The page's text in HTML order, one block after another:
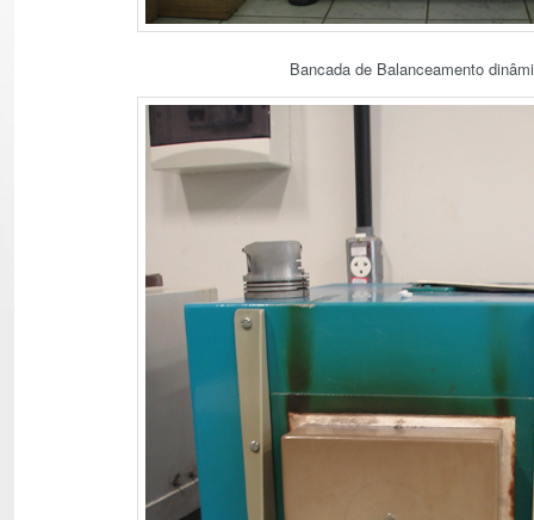
Bancada de Balanceamento